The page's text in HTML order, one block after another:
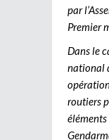
par
Premier
Dans le
national
routiers